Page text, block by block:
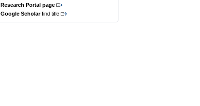
Research Portal page
Google Scholarfind title